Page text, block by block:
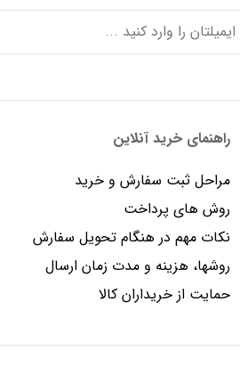
راهنمای خرید آنلاین
مراحل ثبت سفارش و خرید
روش های پرداخت
نکات مهم در هنگام تحویل سفارش
روشها، هزینه و مدت زمان ارسال
حمایت از خریداران کالا